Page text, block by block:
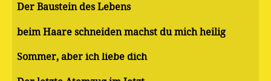
Der Baustein des Lebens
beim Haare schneiden machst du mich heilig
Sommer, aber ich liebe dich